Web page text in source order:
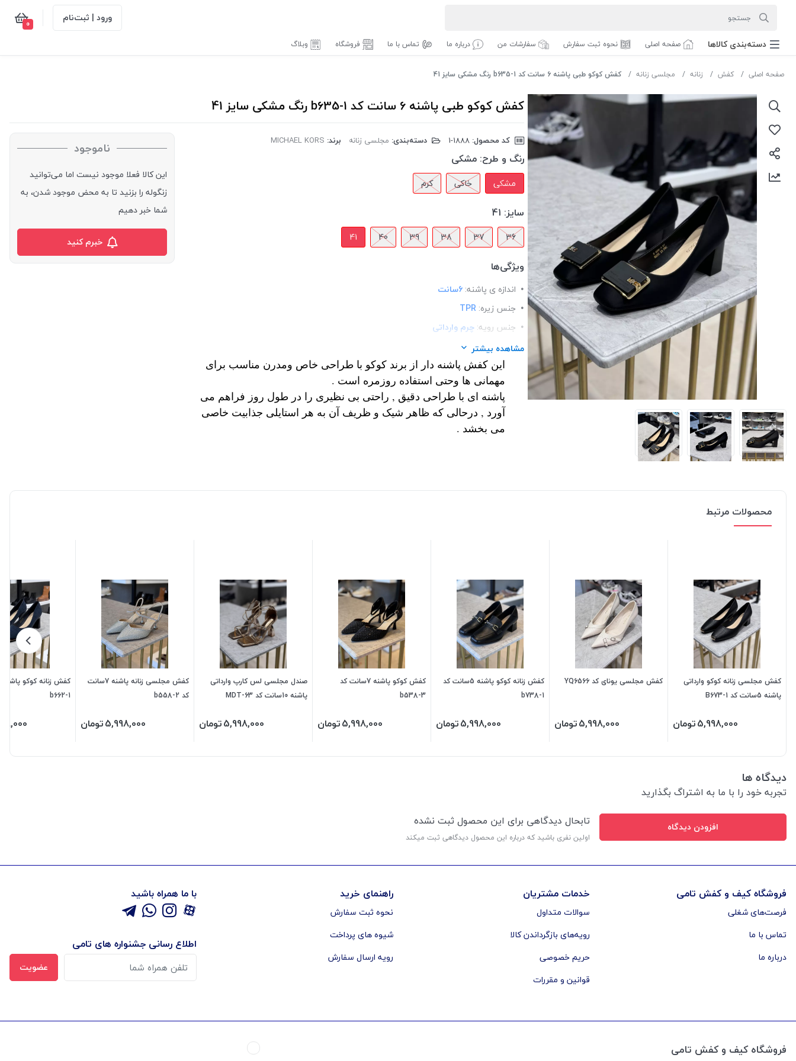
ورود | ثبت‌نام 0
دسته‌بندی‌ کالاها صفحه اصلی نحوه ثبت سفارش سفارشات من درباره ما تماس با ما فروشگاه وبلاگ
صفحه اصلی کفش زنانه مجلسی زنانه کفش کوکو طبی پاشنه 6 سانت کد b635-1 رنگ مشکی سایز 41
کفش کوکو طبی پاشنه 6 سانت کد b635-1 رنگ مشکی سایز 41
کد محصول: دسته‌بندی: مجلسی زنانه برند: MICHAEL KORS
رنگ و طرح: مشکی
مشکی خاکی کرم
سایز: 41
36
37
38
39
40
41
ویژگی‌ها
اندازه ی پاشنه: 6سانت
جنس زیره: TPR
جنس رویه: چرم وارداتی
قالب: استاندارد
کفی:طبی
نحوه بسته شدن:slip-on
تزئینات:سگک رنگ ثابت
مشاهده بیشتر
این کفش پاشنه دار از برند کوکو با طراحی خاص ومدرن مناسب برای
مهمانی ها وحتی استفاده روزمره است .
پاشنه ای با طراحی دقیق , راحتی بی نظیری را در طول روز فراهم می
آورد , درحالی که ظاهر شیک و ظریف آن به هر استایلی جذابیت خاصی
می بخشد .
ناموجود
این کالا فعلا موجود نیست اما می‌توانید
زنگوله را بزنید تا به محض موجود شدن، به
شما خبر دهیم
خبرم کنید
محصولات مرتبط
کفش مجلسی زنانه کوکو وارداتی
پاشنه 5سانت کد B673-1
5,998,000تومان
کفش مجلسی یونای کد YQ6566
5,998,000تومان
کفش زنانه کوکو پاشنه 5سانت کد
b738-1
5,998,000تومان
کفش کوکو پاشنه 7سانت کد
b538-3
5,998,000تومان
صندل مجلسی لس کارپ وارداتی
پاشنه 10سانت کد MDT-63
5,998,000تومان
کفش مجلسی زنانه پاشنه 7سانت
کد b558-2
5,998,000تومان
b662-1
دیدگاه ها
تجربه خود را با ما به اشتراگ بگذارید
افزودن دیدگاه تابحال دیدگاهی برای این محصول ثبت نشده
اولین نفری باشید که درباره این محصول دیدگاهی ثبت میکند
فروشگاه کیف و کفش تامی
فرصت‌های شغلی
تماس با ما
درباره ما
خدمات مشتریان
سوالات متداول
رویه‌های بازگرداندن کالا
حریم خصوصی
قوانین و مقررات
راهنمای خرید
نحوه ثبت سفارش
شیوه های پرداخت
رویه ارسال سفارش
با ما همراه باشید
اطلاع رسانی جشنواره های تامی
عضویت
فروشگاه کیف و کفش تامی